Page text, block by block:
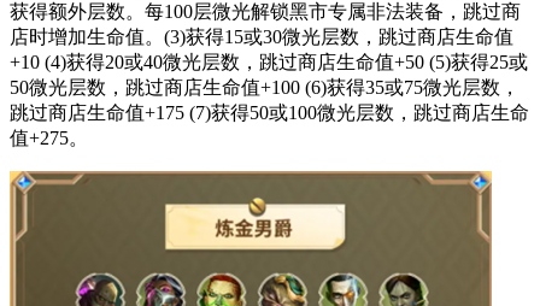
获得额外层数。每100层微光解锁黑市专属非法装备，跳过商
店时增加生命值。(3)获得15或30微光层数，跳过商店生命值
+10 (4)获得20或40微光层数，跳过商店生命值+50 (5)获得25或
50微光层数，跳过商店生命值+100 (6)获得35或75微光层数，
跳过商店生命值+175 (7)获得50或100微光层数，跳过商店生命
值+275。